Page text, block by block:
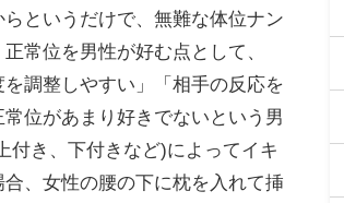
というだけで、無難な体位ナン
常位を男性が好む点として、
調整しやすい」「相手の反応を
位があまり好きでないという男
付き、下付きなど)によってイキ
、女性の腰の下に枕を入れて挿